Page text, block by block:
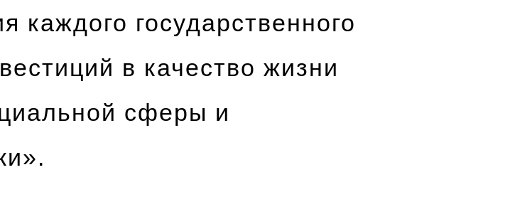
каждого государственного
в качество жизни
сферы и